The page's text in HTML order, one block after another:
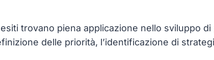
trovano piena applicazione nello sviluppo
delle priorità, l’identificazione di